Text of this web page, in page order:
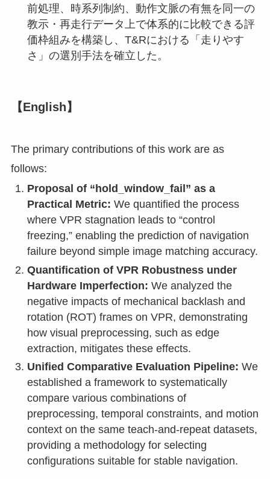
前処理、時系列制約、動作文脈の有無を同一の
教示・再走行データ上で体系的に比較できる評
価枠組みを構築し、T&Rにおける「走りやす
さ」の選別手法を確立した。
【English】
The primary contributions of this work are as
follows:
Proposal of “hold_window_fail” as a
Practical Metric: We quantified the process
where VPR stagnation leads to “control
freezing,” enabling the prediction of navigation
failure beyond simple image matching accuracy.
Quantification of VPR Robustness under
Hardware Imperfection: We analyzed the
negative impacts of mechanical backlash and
rotation (ROT) frames on VPR, demonstrating
how visual preprocessing, such as edge
extraction, mitigates these effects.
Unified Comparative Evaluation Pipeline: We
established a framework to systematically
compare various combinations of
preprocessing, temporal constraints, and motion
context on the same teach-and-repeat datasets,
providing a methodology for selecting
configurations suitable for stable navigation.